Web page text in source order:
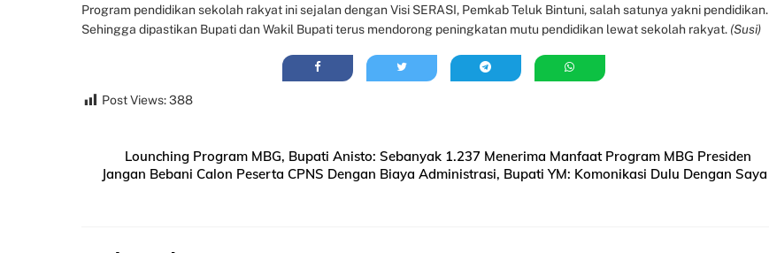
Program pendidikan sekolah rakyat ini sejalan dengan Visi SERASI, Pemkab Teluk Bintuni, salah satunya yakni pendidikan.
Sehingga dipastikan Bupati dan Wakil Bupati terus mendorong peningkatan mutu pendidikan lewat sekolah rakyat. (Susi)
Post Views:388
Lounching Program MBG, Bupati Anisto: Sebanyak 1.237 Menerima Manfaat Program MBG Presiden
Jangan Bebani Calon Peserta CPNS Dengan Biaya Administrasi, Bupati YM: Komonikasi Dulu Dengan Saya